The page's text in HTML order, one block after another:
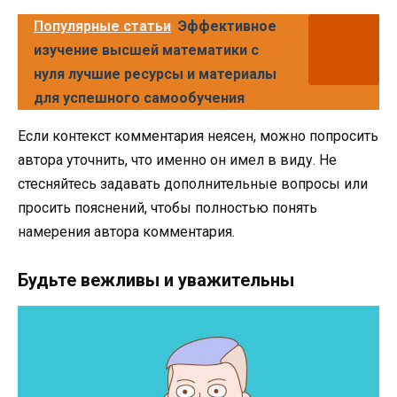
Популярные статьи Эффективное
изучение высшей математики с
нуля лучшие ресурсы и материалы
для успешного самообучения
Если контекст комментария неясен, можно попросить
автора уточнить, что именно он имел в виду. Не
стесняйтесь задавать дополнительные вопросы или
просить пояснений, чтобы полностью понять
намерения автора комментария.
Будьте вежливы и уважительны